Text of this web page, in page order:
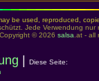
be used, reproduced,
Jede Verwendung
© 2026 salsa .at - all
Diese Seite: